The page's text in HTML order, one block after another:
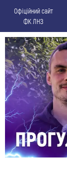
Офіційний сайт
ФК ЛНЗ